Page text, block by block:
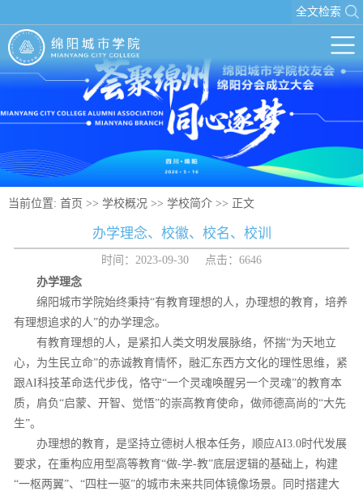
全文检索
当前位置: 首页 >> 学校概况 >> 学校简介 >> 正文
办学理念、校徽、校名、校训
时间：2023-09-30 点击： 6646
办学理念
绵阳城市学院始终秉持“有教育理想的人，办理想的教育，培养
有理想追求的人”的办学理念。
有教育理想的人，是紧扣人类文明发展脉络，怀揣“为天地立
心，为生民立命”的赤诚教育情怀，融汇东西方文化的理性思维，紧
跟AI科技革命迭代步伐，恪守“一个灵魂唤醒另一个灵魂”的教育本
质，肩负“启蒙、开智、觉悟”的崇高教育使命，做师德高尚的“大先
生”。
办理想的教育，是坚持立德树人根本任务，顺应AI3.0时代发展
要求，在重构应用型高等教育“做-学-教”底层逻辑的基础上，构建
“一枢两翼”、“四柱一驱”的城市未来共同体镜像场景。同时搭建大